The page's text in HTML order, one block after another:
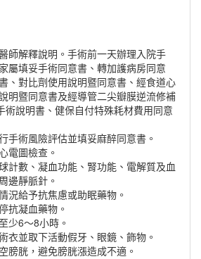
師解釋說明。手術前一天辦理入院手
屬填妥手術同意書、轉加護病房同意
、對比劑使用說明暨同意書、經食道心
明暨同意書及經導管二尖瓣膜逆流修補
術說明書、健保自付特殊耗材費用同意
手術風險評估並填妥麻醉同意書。
電圖檢查。
計數、凝血功能、腎功能、電解質及血
邊靜脈針。
況給予抗焦慮或助眠藥物。
抗凝血藥物。
少6～8小時。
衣並取下活動假牙、眼鏡、飾物。
膀胱，避免膀胱漲造成不適。